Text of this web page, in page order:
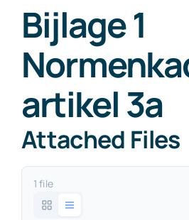
Bijlage 1
artikel 3a
Attached Files
1 file